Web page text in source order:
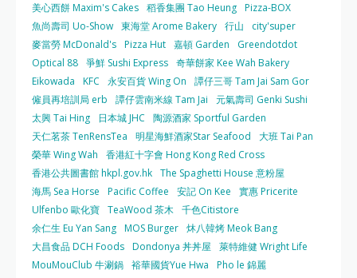
美心西餅 Maxim's Cakes 稻香集團 Tao Heung Pizza-BOX
魚尚壽司 Uo-Show 東海堂 Arome Bakery 行山
city'super
麥當勞 McDonald's Pizza Hut 嘉頓 Garden
Greendotdot
Optical 88 爭鮮 Sushi Express 奇華餅家 Kee Wah Bakery
Eikowada
KFC 永安百貨 Wing On
譚仔三哥 Tam Jai Sam Gor
僱員再培訓局 erb
譚仔雲南米線 Tam Jai
元氣壽司 Genki Sushi
太興 Tai Hing
日本城 JHC
陶源酒家 Sportful Garden
天仁茗茶 TenRensTea
明星海鮮酒家Star Seafood
大班 Tai Pan
榮華 Wing Wah
香港紅十字會 Hong Kong Red Cross
香港公共圖書館 hkpl.gov.hk The Spaghetti House 意粉屋
海馬 Sea Horse
Pacific Coffee 安記 On Kee
實惠 Pricerite
Ulfenbo 歐化寶 TeaWood 茶木 千色Citistore
余仁生 Eu Yan Sang MOS Burger 炑八韓烤 Meok Bang
大昌食品 DCH Foods Dondonya 丼丼屋
萊特維健 Wright Life
MouMouClub 牛涮鍋 裕華國貨Yue Hwa
Pho le 錦麗